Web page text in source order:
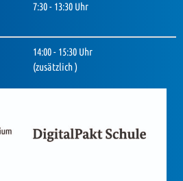
7:30 - 13:30 Uhr
14:00 - 15:30 Uhr
(zusätzlich )